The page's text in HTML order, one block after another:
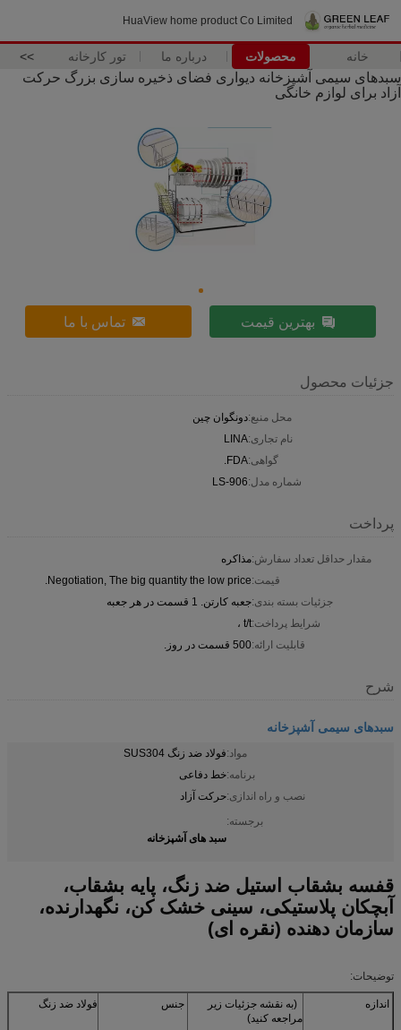
HuaView home product Co Limited
خانه محصولات درباره ما تور کارخانه >>
سبدهای سیمی آشپزخانه دیواری فضای ذخیره سازی بزرگ حرکت
آزاد برای لوازم خانگی
بهترین قیمت تماس با ما
جزئیات محصول
محل منبع:دونگوان چین
نام تجاری:LINA
گواهی:FDA.
شماره مدل:LS-906
پرداخت
مقدار حداقل تعداد سفارش:مذاکره
قیمت:Negotiation, The big quantity the low price.
جزئیات بسته بندی:جعبه کارتن. 1 قسمت در هر جعبه
شرایط پرداخت:t/t ،
قابلیت ارائه:500 قسمت در روز.
شرح
سبدهای سیمی آشپزخانه
مواد:فولاد ضد زنگ SUS304
برنامه:خط دفاعی
نصب و راه اندازی:حركت آزاد
برجسته:
سبد های آشپزخانه
قفسه بشقاب استیل ضد زنگ، پایه بشقاب،
آبچکان پلاستیکی، سینی خشک کن، نگهدارنده،
سازمان دهنده (نقره ای)
توضیحات:
اندازه
(به نقشه جزئیات زیر
مراجعه کنید)
جنس فولاد ضد زنگ